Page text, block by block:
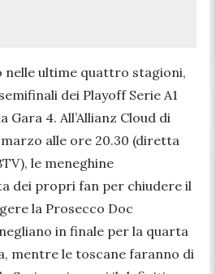
nelle ultime quattro stagioni,
dei Playoff Serie A1
4. All’Allianz Cloud di
alle ore 20.30 (diretta
le meneghine
dei propri fan per chiudere il
la Prosecco Doc
in finale per la quarta
mentre le toscane faranno di